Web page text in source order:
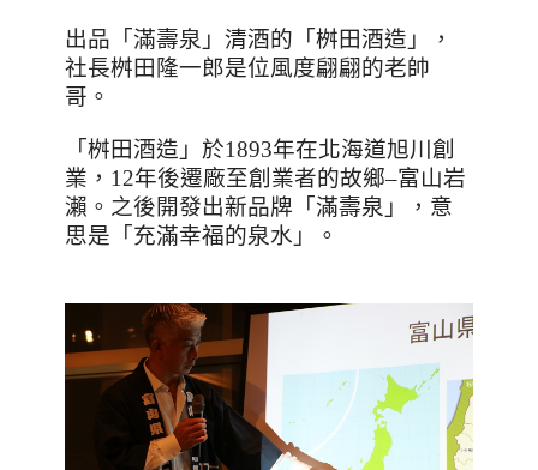
出品「滿壽泉」清酒的「桝田酒造」，
社長桝田隆一郎是位風度翩翩的老帥
哥。
「桝田酒造」於1893年在北海道旭川創
業， 12年後遷廠至創業者的故鄉–富山岩
瀨。之後開發出新品牌「滿壽泉」，意
思是「充滿幸福的泉水」。